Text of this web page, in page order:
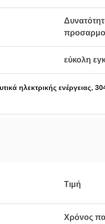
εύκολη
ηλεκτρικής ενέργειας,
Τιμή
Χρόνος